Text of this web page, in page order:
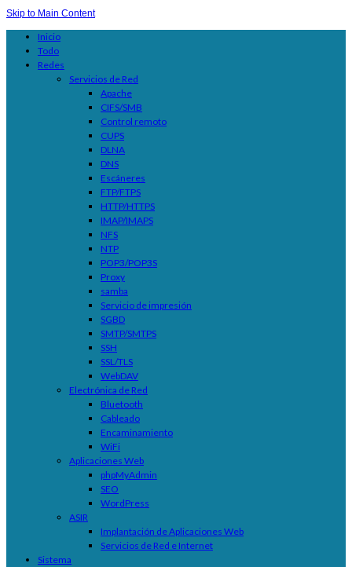
Skip to Main Content
Inicio
Todo
Redes
Servicios de Red
Apache
CIFS/SMB
Control remoto
CUPS
DLNA
DNS
Escáneres
FTP/FTPS
HTTP/HTTPS
IMAP/IMAPS
NFS
NTP
POP3/POP3S
Proxy
samba
Servicio de impresión
SGBD
SMTP/SMTPS
SSH
SSL/TLS
WebDAV
Electrónica de Red
Bluetooth
Cableado
Encaminamiento
WiFi
Aplicaciones Web
phpMyAdmin
SEO
WordPress
ASIR
Implantación de Aplicaciones Web
Servicios de Red e Internet
Sistema